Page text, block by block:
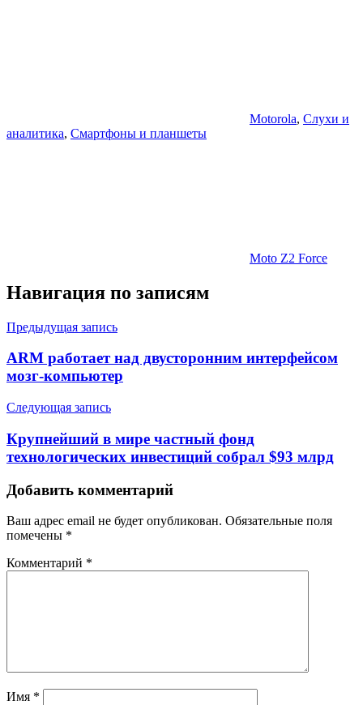
Motorola, Слухи и
аналитика, Смартфоны и планшеты
Moto Z2 Force
Навигация по записям
Предыдущая запись
ARM работает над двусторонним интерфейсом
мозг-компьютер
Следующая запись
Крупнейший в мире частный фонд
технологических инвестиций собрал $93 млрд
Добавить комментарий
Ваш адрес email не будет опубликован. Обязательные поля
помечены *
Комментарий *
Имя *